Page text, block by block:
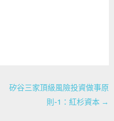
矽谷三家頂級風險投資做事原
則-1：紅杉資本 →